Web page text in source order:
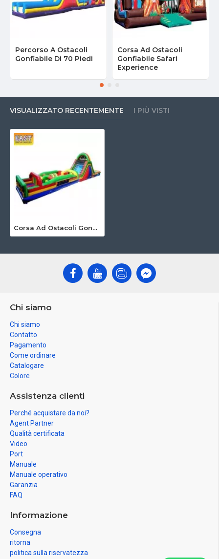
Percorso A Ostacoli
Gonfiabile Di 70 Piedi
Corsa Ad Ostacoli
Gonfiabile Safari
Experience
VISUALIZZATO RECENTEMENTE I PIÙ VISTI
Corsa Ad Ostacoli Gonfiabile Gigante
Chi siamo
Chi siamo
Contatto
Pagamento
Come ordinare
Catalogare
Colore
Assistenza clienti
Perché acquistare da noi?
Agent Partner
Qualità certificata
Video
Port
Manuale
Manuale operativo
Garanzia
FAQ
Informazione
Consegna
ritorna
politica sulla riservatezza